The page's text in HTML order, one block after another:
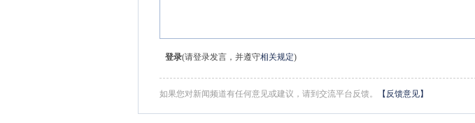
登录(请登录发言，并遵守相关规定)
如果您对新闻频道有任何意见或建议，请到交流平台反馈。 【反馈意见】